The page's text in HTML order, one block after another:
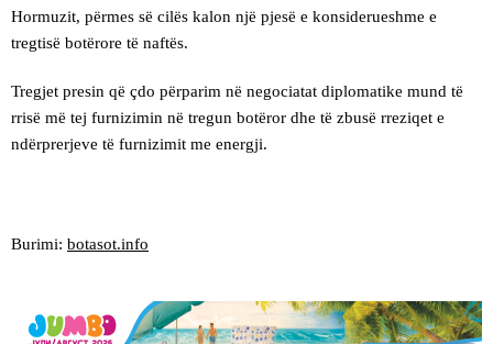
Hormuzit, përmes së cilës kalon një pjesë e konsiderueshme e
tregtisë botërore të naftës.
Tregjet presin që çdo përparim në negociatat diplomatike mund të
rrisë më tej furnizimin në tregun botëror dhe të zbusë rreziqet e
ndërprerjeve të furnizimit me energji.
Burimi: botasot.info